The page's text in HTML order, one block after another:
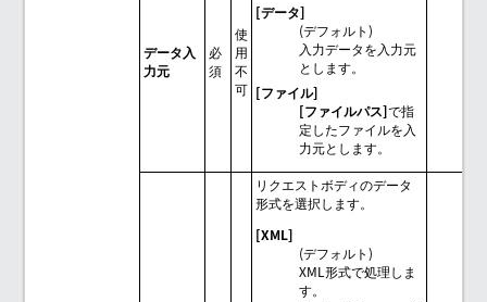
データ入
力元
必
須
使
用
不
可
[データ]
(デフォルト)
入力データを入力元
とします。
[ファイル]
[ファイルパス]で指
定したファイルを入
力元とします。
リクエストボディのデータ
形式を選択します。
[XML]
(デフォルト)
XML形式で処理しま
す。